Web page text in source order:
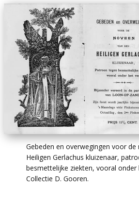
Gebeden en overwegingen voor de
Heiligen Gerlachus kluizenaar,
besmettelijke ziekten, vooral onder
Collectie D. Gooren.